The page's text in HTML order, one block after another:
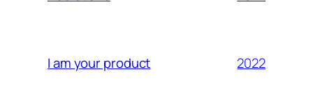
I am your product 2022